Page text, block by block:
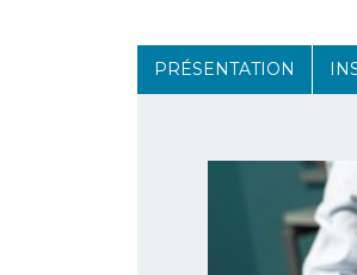
PRÉSENTATION